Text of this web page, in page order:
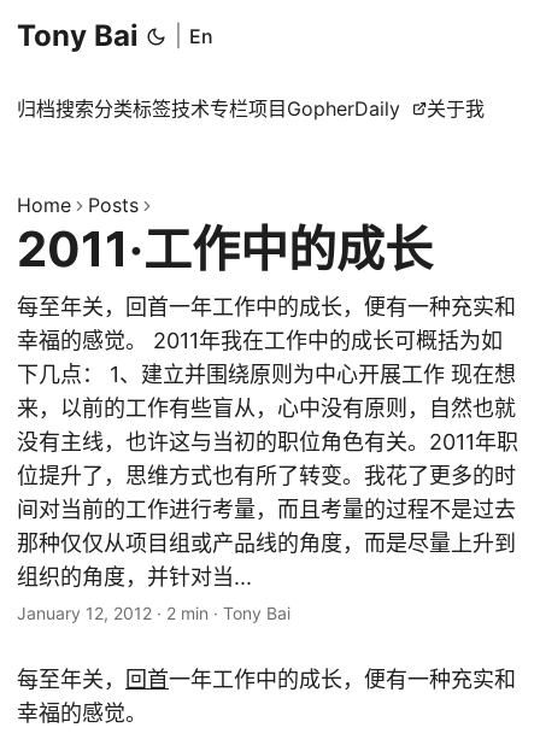
Tony Bai En
归档搜索分类标签技术专栏项目 GopherDaily 关于我
Home Posts
2011·工作中的成长
每至年关，回首一年工作中的成长，便有一种充实和
幸福的感觉。 2011年我在工作中的成长可概括为如
下几点： 1、建立并围绕原则为中心开展工作 现在想
来，以前的工作有些盲从，心中没有原则，自然也就
没有主线，也许这与当初的职位角色有关。2011年职
位提升了，思维方式也有所了转变。我花了更多的时
间对当前的工作进行考量，而且考量的过程不是过去
那种仅仅从项目组或产品线的角度，而是尽量上升到
组织的角度，并针对当...
January 12, 2012 · 2 min · Tony Bai
每至年关， 回首一年工作中的成长，便有一种充实和
幸福的感觉。